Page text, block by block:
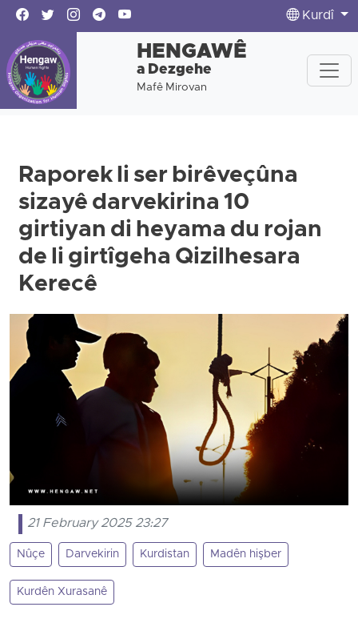
Kurdî
HENGAWÊ
a Dezgehe
Mafê Mirovan
Raporek li ser birêveçûna
sizayê darvekirina 10
girtiyan di heyama du rojan
de li girtîgeha Qizilhesara
Kerecê
21 February 2025 23:27
Nûçe Darvekirin Kurdistan Madên hişber
Kurdên Xurasanê